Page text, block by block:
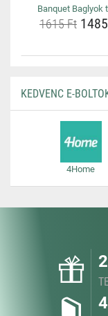
Banquet Baglyok
1615 Ft
KEDVENC E-
4Home